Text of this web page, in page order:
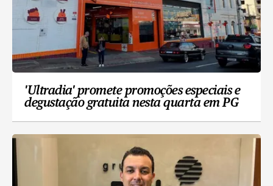
'Ultradia' promete promoções especiais e
degustação gratuita nesta quarta em PG